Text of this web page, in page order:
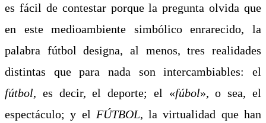
es fácil de contestar porque la pregunta olvida que
en este medioambiente simbólico enrarecido, la
palabra fútbol designa, al menos, tres realidades
distintas que para nada son intercambiables: el
fútbol, es decir, el deporte; el «fúbol», o sea, el
espectáculo; y el FÚTBOL, la virtualidad que han